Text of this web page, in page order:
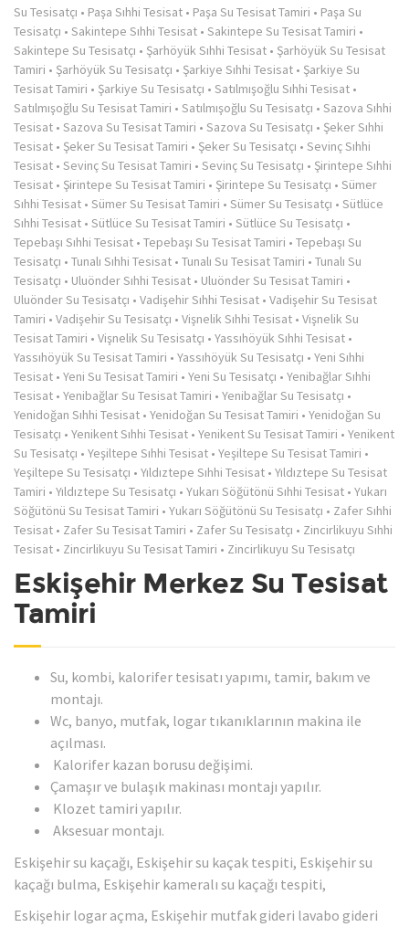
Su Tesisatçı • Paşa Sıhhi Tesisat • Paşa Su Tesisat Tamiri • Paşa Su
Tesisatçı • Sakintepe Sıhhi Tesisat • Sakintepe Su Tesisat Tamiri •
Sakintepe Su Tesisatçı • Şarhöyük Sıhhi Tesisat • Şarhöyük Su Tesisat
Tamiri • Şarhöyük Su Tesisatçı • Şarkiye Sıhhi Tesisat • Şarkiye Su
Tesisat Tamiri • Şarkiye Su Tesisatçı • Satılmışoğlu Sıhhi Tesisat •
Satılmışoğlu Su Tesisat Tamiri • Satılmışoğlu Su Tesisatçı • Sazova Sıhhi
Tesisat • Sazova Su Tesisat Tamiri • Sazova Su Tesisatçı • Şeker Sıhhi
Tesisat • Şeker Su Tesisat Tamiri • Şeker Su Tesisatçı • Sevinç Sıhhi
Tesisat • Sevinç Su Tesisat Tamiri • Sevinç Su Tesisatçı • Şirintepe Sıhhi
Tesisat • Şirintepe Su Tesisat Tamiri • Şirintepe Su Tesisatçı • Sümer
Sıhhi Tesisat • Sümer Su Tesisat Tamiri • Sümer Su Tesisatçı • Sütlüce
Sıhhi Tesisat • Sütlüce Su Tesisat Tamiri • Sütlüce Su Tesisatçı •
Tepebaşı Sıhhi Tesisat • Tepebaşı Su Tesisat Tamiri • Tepebaşı Su
Tesisatçı • Tunalı Sıhhi Tesisat • Tunalı Su Tesisat Tamiri • Tunalı Su
Tesisatçı • Uluönder Sıhhi Tesisat • Uluönder Su Tesisat Tamiri •
Uluönder Su Tesisatçı • Vadişehir Sıhhi Tesisat • Vadişehir Su Tesisat
Tamiri • Vadişehir Su Tesisatçı • Vişnelik Sıhhi Tesisat • Vişnelik Su
Tesisat Tamiri • Vişnelik Su Tesisatçı • Yassıhöyük Sıhhi Tesisat •
Yassıhöyük Su Tesisat Tamiri • Yassıhöyük Su Tesisatçı • Yeni Sıhhi
Tesisat • Yeni Su Tesisat Tamiri • Yeni Su Tesisatçı • Yenibağlar Sıhhi
Tesisat • Yenibağlar Su Tesisat Tamiri • Yenibağlar Su Tesisatçı •
Yenidoğan Sıhhi Tesisat • Yenidoğan Su Tesisat Tamiri • Yenidoğan Su
Tesisatçı • Yenikent Sıhhi Tesisat • Yenikent Su Tesisat Tamiri • Yenikent
Su Tesisatçı • Yeşiltepe Sıhhi Tesisat • Yeşiltepe Su Tesisat Tamiri •
Yeşiltepe Su Tesisatçı • Yıldıztepe Sıhhi Tesisat • Yıldıztepe Su Tesisat
Tamiri • Yıldıztepe Su Tesisatçı • Yukarı Söğütönü Sıhhi Tesisat • Yukarı
Söğütönü Su Tesisat Tamiri • Yukarı Söğütönü Su Tesisatçı • Zafer Sıhhi
Tesisat • Zafer Su Tesisat Tamiri • Zafer Su Tesisatçı • Zincirlikuyu Sıhhi
Tesisat • Zincirlikuyu Su Tesisat Tamiri • Zincirlikuyu Su Tesisatçı
Eskişehir Merkez Su Tesisat
Tamiri
Su, kombi, kalorifer tesisatı yapımı, tamir, bakım ve
montajı.
Wc, banyo, mutfak, logar tıkanıklarının makina ile
açılması.
Kalorifer kazan borusu değişimi.
Çamaşır ve bulaşık makinası montajı yapılır.
Klozet tamiri yapılır.
Aksesuar montajı.
Eskişehir su kaçağı, Eskişehir su kaçak tespiti, Eskişehir su
kaçağı bulma, Eskişehir kameralı su kaçağı tespiti,
Eskişehir logar açma, Eskişehir mutfak gideri lavabo gideri